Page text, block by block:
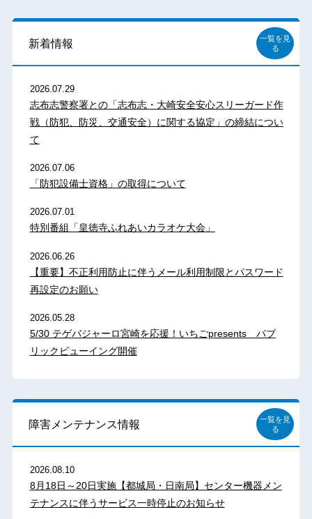
新着情報
一覧を見
る
2026.07.29
志布志警察署との「志布志・大崎安全安心スリーガード作
戦（防犯、防災、交通安全）に関する協定」の締結につい
て
2026.07.06
「防犯設備士資格」の取得について
2026.07.01
特別番組「皇徳寺ふれあいカラオケ大会」
2026.06.26
【重要】不正利用防止に伴うメール利用制限とパスワード
再設定のお願い
2026.05.28
5/30 テゲバジャーロ宮崎を応援！いちごpresents パブ
リックビューイング開催
障害メンテナンス情報
一覧を見
る
2026.08.10
8月18日～20日実施【都城局・日南局】センター機器メン
テナンスに伴うサービス一時停止のお知らせ